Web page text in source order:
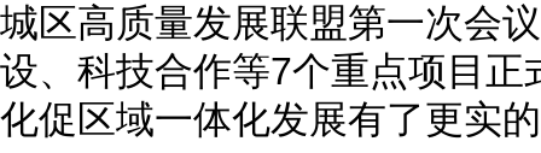
城区高质量发展联盟第一次会
设、科技合作等7个重点项目
化促区域一体化发展有了更实